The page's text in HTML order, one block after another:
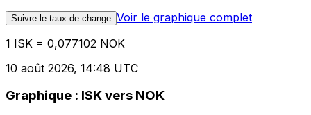
Suivre le taux de change Voir le graphique complet
1 ISK = 0,077102 NOK
10 août 2026, 14:48 UTC
Graphique : ISK vers NOK